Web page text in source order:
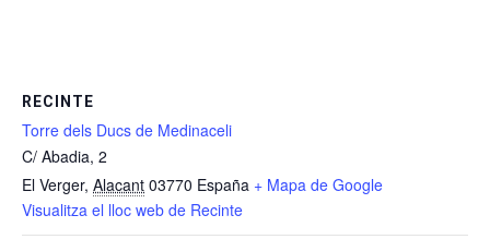
RECINTE
Torre dels Ducs de Medinaceli
C/ Abadia, 2
El Verger, Alacant 03770 España + Mapa de Google
Visualitza el lloc web de Recinte